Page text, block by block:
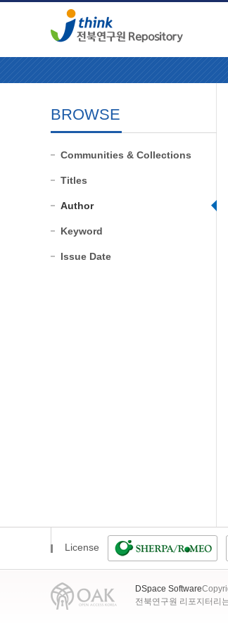
BROWSE
Communities & Collections
Titles
Author
Keyword
Issue Date
License
DSpace Software
전북연구원 리포지터리